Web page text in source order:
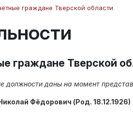
граждане Тверской области
граждане Тверской
должности даны на момент
Фёдорович (Род. 18.12.1926)